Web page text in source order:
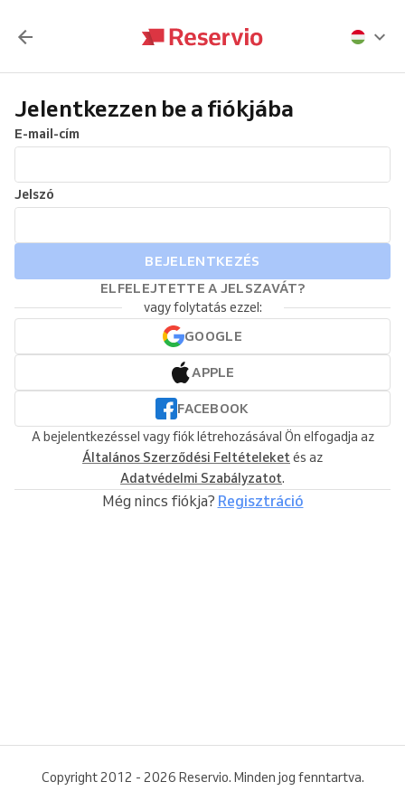
Jelentkezzen be a fiókjába
E-mail-cím
Jelszó
BEJELENTKEZÉS
ELFELEJTETTE A JELSZAVÁT?
vagy folytatás ezzel:
GOOGLE
APPLE
FACEBOOK
A bejelentkezéssel vagy fiók létrehozásával Ön elfogadja az
Általános Szerződési Feltételeketés az
Adatvédelmi Szabályzatot.
Még nincs fiókja? Regisztráció
Copyright 2012 - 2026 Reservio. Minden jog fenntartva.